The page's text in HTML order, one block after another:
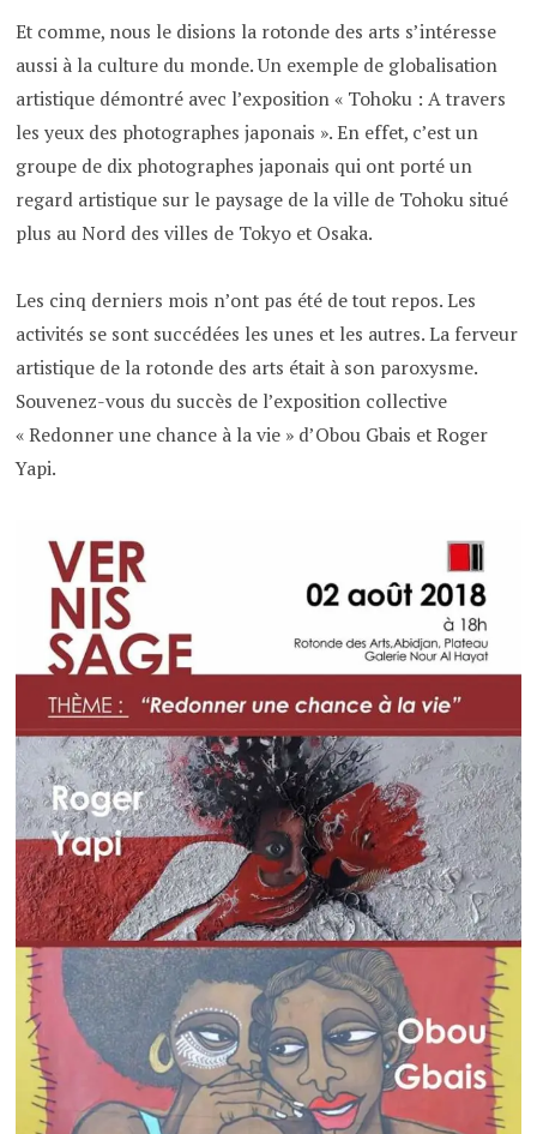
Et comme, nous le disions la rotonde des arts s’intéresse
aussi à la culture du monde. Un exemple de globalisation
artistique démontré avec l’exposition « Tohoku : A travers
les yeux des photographes japonais ».En effet, c’est un
groupe de dix photographes japonais qui ont porté un
regard artistique sur le paysage de la ville de Tohoku situé
plus au Nord des villes de Tokyo et Osaka.
Les cinq derniers mois n’ont pas été de tout repos. Les
activités se sont succédées les unes et les autres. La ferveur
artistique de la rotonde des arts était à son paroxysme.
Souvenez-vous du succès de l’exposition collective
« Redonner une chance à la vie » d’Obou Gbais et Roger
Yapi.